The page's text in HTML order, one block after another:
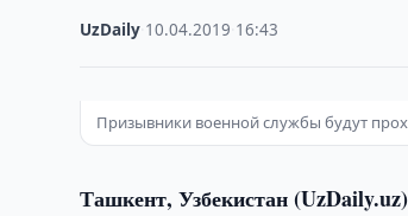
UzDaily 10.04.2019 16:43
Призывники военной службы будут
Ташкент, Узбекистан